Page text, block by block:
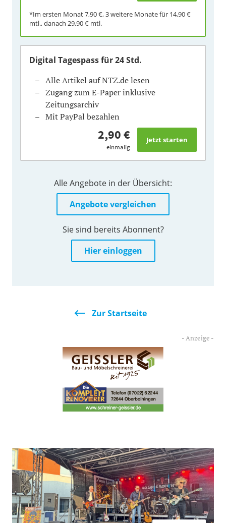
*Im ersten Monat7,90 €, 3 weitere Monate für 14,90 €
mtl., danach 29,90 € mtl.
Digital Tagespassfür 24 Std.
Alle Artikel auf NTZ.de lesen
Zugang zum E-Paper inklusive
Zeitungsarchiv
Mit PayPal bezahlen
2,90 €
einmalig
Alle Angebote in der Übersicht:
Angebote vergleichen
Sie sind bereits Abonnent?
Hier einloggen
Zur Startseite